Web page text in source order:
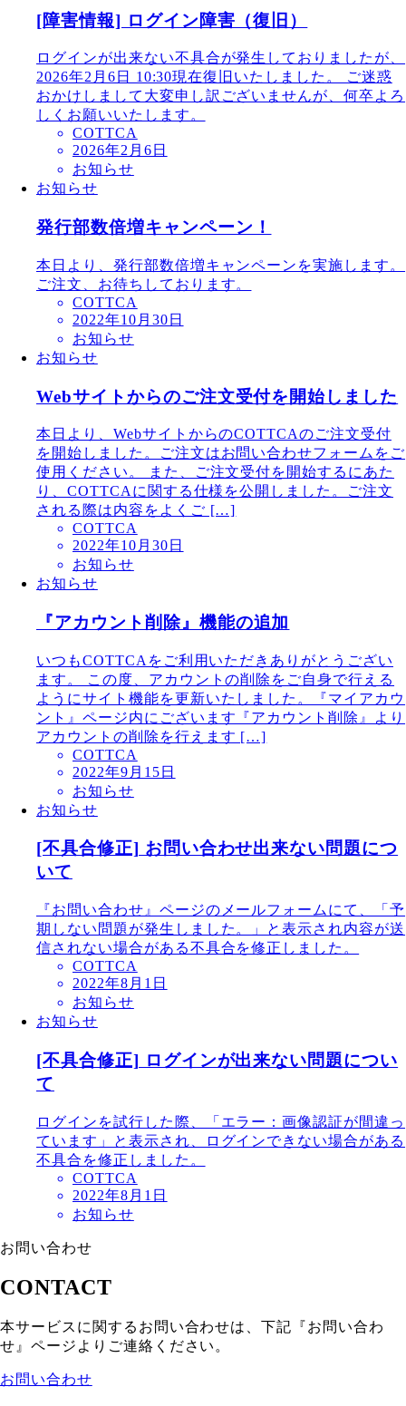
[障害情報] ログイン障害（復旧）
ログインが出来ない不具合が発生しておりましたが、
2026年2月6日 10:30現在復旧いたしました。 ご迷惑
おかけしまして大変申し訳ございませんが、何卒よろ
しくお願いいたします。
COTTCA
2026年2月6日
お知らせ
お知らせ
発行部数倍増キャンペーン！
本日より、発行部数倍増キャンペーンを実施します。
ご注文、お待ちしております。
COTTCA
2022年10月30日
お知らせ
お知らせ
Webサイトからのご注文受付を開始しました
本日より、WebサイトからのCOTTCAのご注文受付
を開始しました。ご注文はお問い合わせフォームをご
使用ください。 また、ご注文受付を開始するにあた
り、COTTCAに関する仕様を公開しました。ご注文
される際は内容をよくご […]
COTTCA
2022年10月30日
お知らせ
お知らせ
『アカウント削除』機能の追加
いつもCOTTCAをご利用いただきありがとうござい
ます。 この度、アカウントの削除をご自身で行える
ようにサイト機能を更新いたしました。『マイアカウ
ント』ページ内にございます『アカウント削除』より
アカウントの削除を行えます […]
COTTCA
2022年9月15日
お知らせ
お知らせ
[不具合修正] お問い合わせ出来ない問題につ
いて
『お問い合わせ』ページのメールフォームにて、「予
期しない問題が発生しました。」と表示され内容が送
信されない場合がある不具合を修正しました。
COTTCA
2022年8月1日
お知らせ
お知らせ
[不具合修正] ログインが出来ない問題につい
て
ログインを試行した際、「エラー：画像認証が間違っ
ています」と表示され、ログインできない場合がある
不具合を修正しました。
COTTCA
2022年8月1日
お知らせ
お問い合わせ
CONTACT
本サービスに関するお問い合わせは、下記『お問い合わ
せ』ページよりご連絡ください。
お問い合わせ